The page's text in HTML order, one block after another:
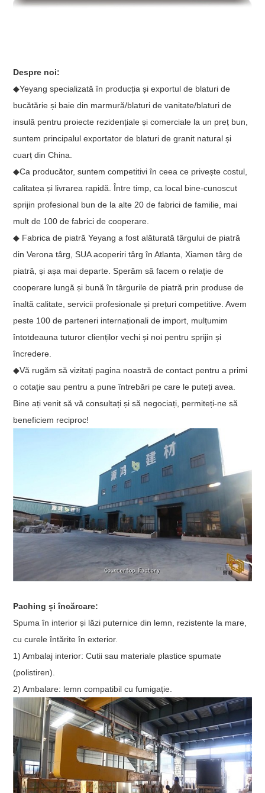
Despre noi:
◆Yeyang specializată în producția și exportul de blaturi de
bucătărie și baie din marmură/blaturi de vanitate/blaturi de
insulă pentru proiecte rezidențiale și comerciale la un preț bun,
suntem principalul exportator de blaturi de granit natural și
cuarț din China.
◆Ca producător, suntem competitivi în ceea ce privește costul,
calitatea și livrarea rapidă. Între timp, ca local bine-cunoscut
sprijin profesional bun de la alte 20 de fabrici de familie, mai
mult de 100 de fabrici de cooperare.
◆ Fabrica de piatră Yeyang a fost alăturată târgului de piatră
din Verona târg, SUA acoperiri târg în Atlanta, Xiamen târg de
piatră, și așa mai departe. Sperăm să facem o relație de
cooperare lungă și bună în târgurile de piatră prin produse de
înaltă calitate, servicii profesionale și prețuri competitive. Avem
peste 100 de parteneri internaționali de import, mulțumim
întotdeauna tuturor clienților vechi și noi pentru sprijin și
încredere.
◆Vă rugăm să vizitați pagina noastră de contact pentru a primi
o cotație sau pentru a pune întrebări pe care le puteți avea.
Bine ați venit să vă consultați și să negociați, permiteți-ne să
beneficiem reciproc!
Paching și încărcare:
Spuma în interior și lăzi puternice din lemn, rezistente la mare,
cu curele întărite în exterior.
1) Ambalaj interior: Cutii sau materiale plastice spumate
(polistiren).
2) Ambalare: lemn compatibil cu fumigație.